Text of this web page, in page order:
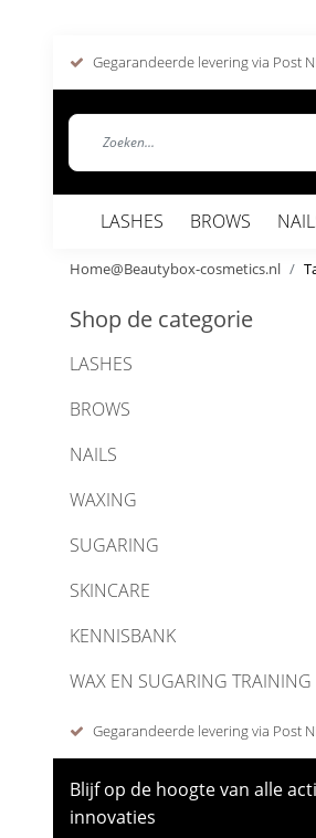
Gegarandeerde levering via Post
LASHES BROWS
Home@Beautybox-cosmetics.nl
Shop de categorie
LASHES
BROWS
NAILS
WAXING
SUGARING
SKINCARE
KENNISBANK
WAX EN SUGARING TRAINING
Gegarandeerde levering via Post
Blijf op de hoogte van alle
innovaties